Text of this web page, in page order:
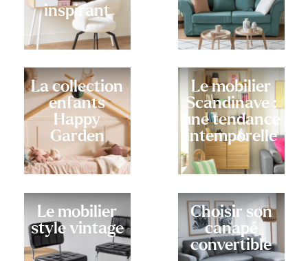
inspirant
La collection
enfants
Happy
Garden
Le mobilier
Scandinave :
une tendance
intemporelle
Le mobilier
style vintage
Choisir son
canapé
convertible